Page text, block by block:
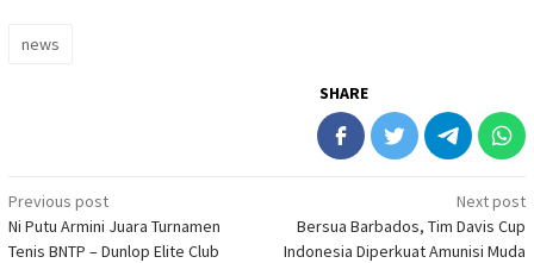
news
SHARE
Post
navigation
Previous post
Ni Putu Armini Juara Turnamen
Tenis BNTP – Dunlop Elite Club
Next post
Bersua Barbados, Tim Davis Cup
Indonesia Diperkuat Amunisi Muda